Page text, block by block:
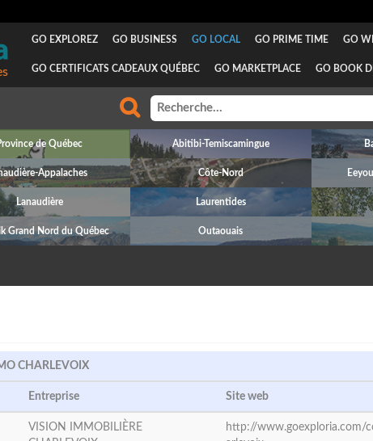
GO EXPLOREZ GO BUSINESS GO LOCAL GO PRIME TIME GO
GO CERTIFICATS CADEAUX QUÉBEC GO MARKETPLACE GO BOOK
de Québec Abitibi-Temiscamingue
Appalaches Côte-Nord
Lanaudière Laurentides
Grand Nord du Québec Outaouais
CHARLEVOIX
Entreprise Site web
VISION IMMOBILIÈRE
http://www.goexploria.com/